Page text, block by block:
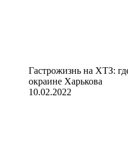
Гастрожизнь на ХТЗ:
окраине Харькова
10.02.2022